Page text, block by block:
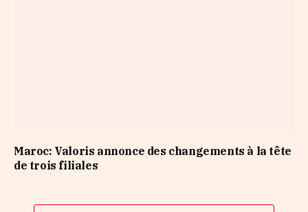
Maroc: Valoris annonce des changements à la tête
de trois filiales